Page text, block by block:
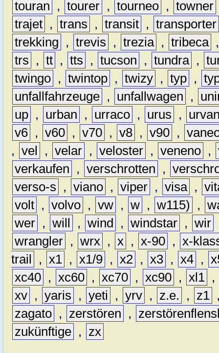
touran , tourer , tourneo , towner
trajet , trans , transit , transporter
trekking
, trevis , trezia , tribeca
trs
, tt , tts , tucson , tundra ,
twingo , twintop , twizy , typ ,
unfallfahrzeuge , unfallwagen ,
up , urban , urraco , urus ,
v6 , v60 , v70 , v8 , v90 ,
, vel , velar , veloster , veneno ,
verkaufen
, verschrotten ,
verso-s
, viano , viper , visa ,
volt , volvo , vw , w , w115) ,
wer , will , wind , windstar , wir
wrangler , wrx , x , x-90 , x-
trail
, x1 , x1/9 , x2 , x3 , x4 ,
xc40 , xc60 , xc70 , xc90 , xl1 ,
xv , yaris , yeti , yrv , z.e. , z1
zagato , zerstören ,
zukünftige , zx